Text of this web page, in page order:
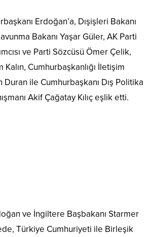
Erdoğan’a, Dışişleri Bakanı
Bakanı Yaşar Güler, AK Parti
ve Parti Sözcüsü Ömer Çelik,
Kalın, Cumhurbaşkanlığı İletişim
Duran ile Cumhurbaşkanı Dış Politika
Akif Çağatay Kılıç eşlik etti.
ve İngiltere Başbakanı Starmer
Türkiye Cumhuriyeti ile Birleşik